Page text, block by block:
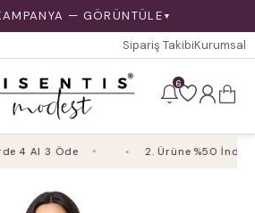
— GÖRÜNTÜLE ▼
Sipariş TakibiKurumsal
6
4 Al 3 Öde 2. Ürüne %50 İndirim